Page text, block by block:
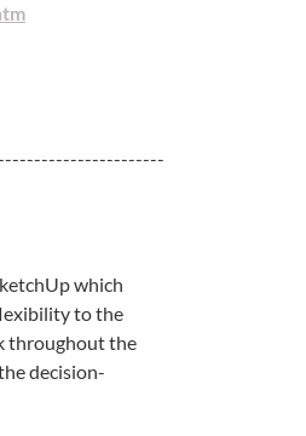
which
to the
throughout the
decision-